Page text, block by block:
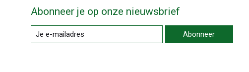
Abonneer je op onze nieuwsbrief
Abonneer